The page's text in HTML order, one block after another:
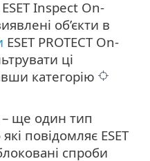
ESET Inspect On-
об’єкти в
ESET PROTECT On-
ці
категорію
– ще один тип
повідомляє ESET
спроби